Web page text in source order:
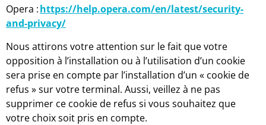
Opera :https://help.opera.com/en/latest/security-
and-privacy/
Nous attirons votre attention sur le fait que votre
opposition à l’installation ou à l’utilisation d’un cookie
sera prise en compte par l’installation d’un « cookie de
refus » sur votre terminal. Aussi, veillez à ne pas
supprimer ce cookie de refus si vous souhaitez que
votre choix soit pris en compte.